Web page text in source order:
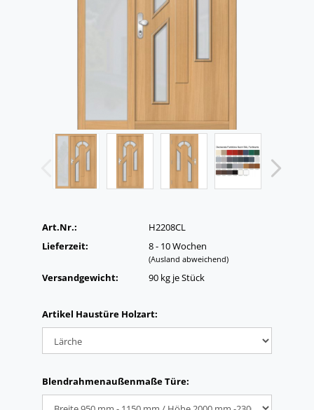
Art.Nr.:
H2208CL
Lieferzeit:
8 - 10 Wochen
(Ausland abweichend)
Versandgewicht: 90kg je Stück
Artikel Haustüre Holzart:
Blendrahmenaußenmaße Türe: